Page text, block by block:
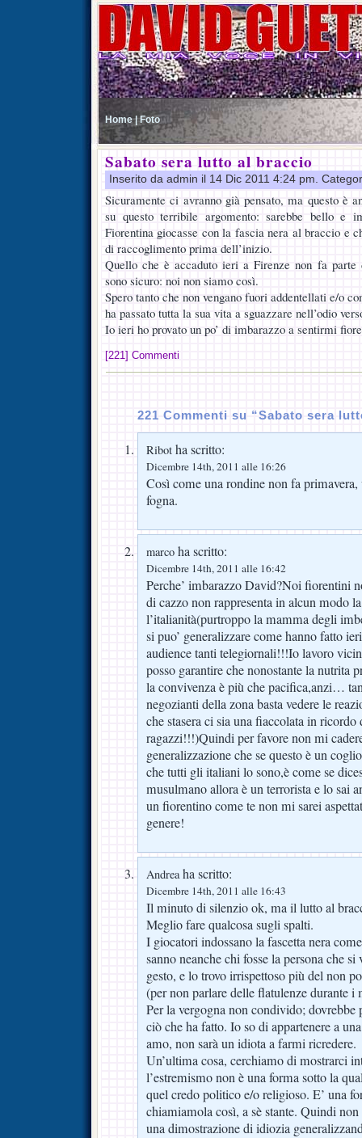
Home | Foto
Sabato sera lutto al braccio
Inserito da admin il 14 Dic 2011 4:24 pm.
Sicuramente ci avranno già pensato, ma questo è
su questo terribile argomento: sarebbe bello e
Fiorentina giocasse con la fascia nera al braccio e
di raccoglimento prima dell’inizio.
Quello che è accaduto ieri a Firenze non fa parte
sono sicuro: noi non siamo così.
Spero tanto che non vengano fuori addentellati e/o
ha passato tutta la sua vita a sguazzare nell’odio
Io ieri ho provato un po’ di imbarazzo a sentirmi
[221] Commenti
221 Commenti su “Sabato sera
Ribot ha scritto:
Dicembre 14th, 2011 alle 16:26
Così come una rondine non fa
fogna.
marco ha scritto:
Dicembre 14th, 2011 alle 16:42
Perche’ imbarazzo David?Noi fiorentini
di cazzo non rappresenta in alcun modo
l’italianità(purtroppo la mamma degli
si puo’ generalizzare come hanno fatto
audience tanti telegiornali!!!Io lavoro
posso garantire che nonostante la nutrita
la convivenza è più che pacifica,anzi…
negozianti della zona basta vedere le
che stasera ci sia una fiaccolata in
ragazzi!!!)Quindi per favore non mi
generalizzazione che se questo è un
che tutti gli italiani lo sono,è come se
musulmano allora è un terrorista e lo sai
un fiorentino come te non mi sarei
genere!
Andreaha scritto:
Dicembre 14th, 2011 alle 16:43
Il minuto di silenzio ok, ma il lutto al
Meglio fare qualcosa sugli spalti.
I giocatori indossano la fascetta nera
sanno neanche chi fosse la persona che
gesto, e lo trovo irrispettoso più del non
(per non parlare delle flatulenze durante
Per la vergogna non condivido;
ciò che ha fatto. Io so di appartenere a
amo, non sarà un idiota a farmi ricredere.
Un’ultima cosa, cerchiamo di mostrarci
l’estremismo non è una forma sotto la
quel credo politico e/o religioso. E’ una
chiamiamola così, a sè stante. Quindi
una dimostrazione di idiozia